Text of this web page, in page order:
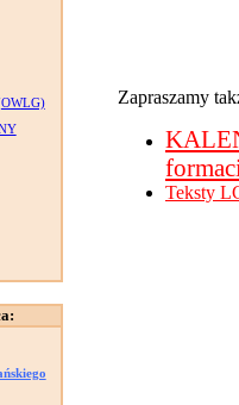
Zapraszamy
Teksty